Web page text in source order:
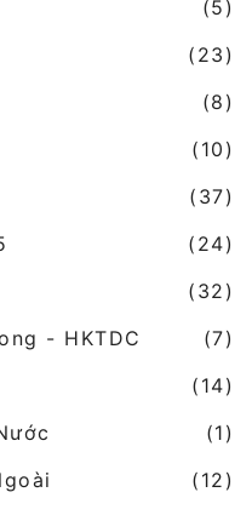
(5)
(23)
(8)
(10)
(37)
(24)
(32)
- HKTDC
(7)
(14)
(1)
(12)